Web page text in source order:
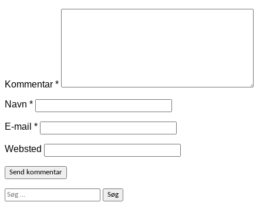
Kommentar *
Navn *
E-mail *
Websted
Søg